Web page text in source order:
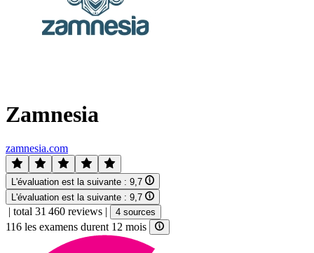
Zamnesia
zamnesia.com
L'évaluation est la suivante : 9,7
L'évaluation est la suivante : 9,7
| total 31 460 reviews | 4 sources
116 les examens durent 12 mois